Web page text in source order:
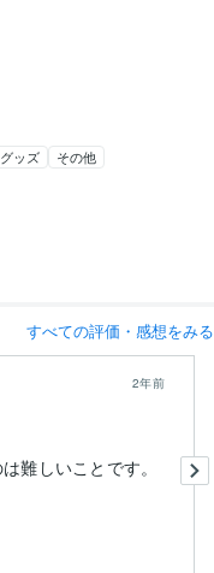
グッズ その他
すべての評価・感想をみる
2年前